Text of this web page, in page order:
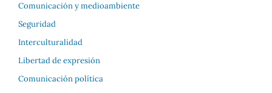
Comunicación y medioambiente
Seguridad
Interculturalidad
Libertad de expresión
Comunicación política